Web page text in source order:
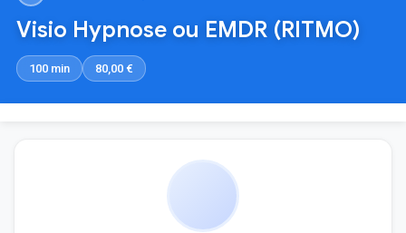
Visio Hypnose ou EMDR (RITMO)
100 min 80,00 €